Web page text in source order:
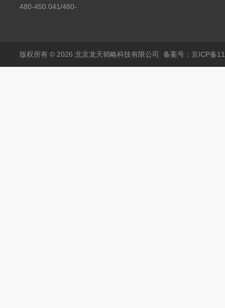
450.008C耶拿镉Cd空
480-450.041/480-
包邮
版权所有 © 2026 北京龙天韬略科技有限公司 备案号：京ICP备